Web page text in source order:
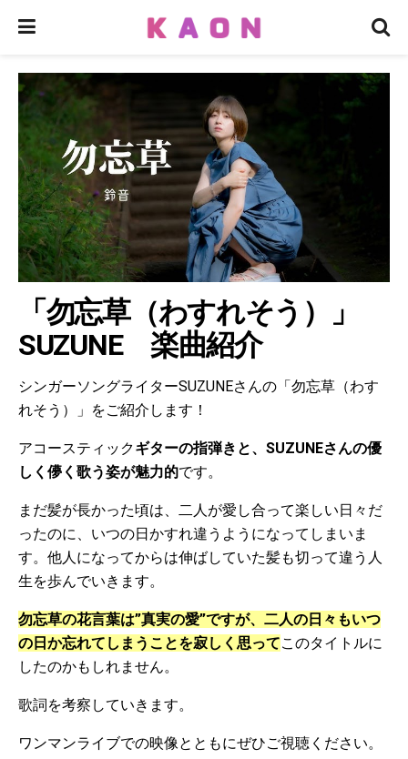
「勿忘草（わすれそう）」
SUZUNE 楽曲紹介
シンガーソングライターSUZUNEさんの「勿忘草（わす
れそう）」をご紹介します！
アコースティックギターの指弾きと、SUZUNEさんの優
しく儚く歌う姿が魅力的です。
まだ髪が長かった頃は、二人が愛し合って楽しい日々だ
ったのに、いつの日かすれ違うようになってしまいま
す。他人になってからは伸ばしていた髪も切って違う人
生を歩んでいきます。
勿忘草の花言葉は”真実の愛”ですが、二人の日々もいつ
の日か忘れてしまうことを寂しく思ってこのタイトルに
したのかもしれません。
歌詞を考察していきます。
ワンマンライブでの映像とともにぜひご視聴ください。